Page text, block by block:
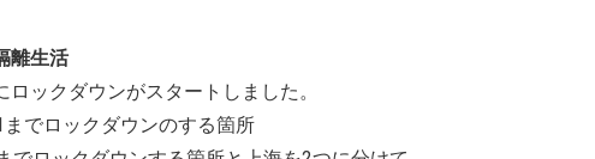
離生活
ロックダウンがスタートしました。
でロックダウンのする箇所